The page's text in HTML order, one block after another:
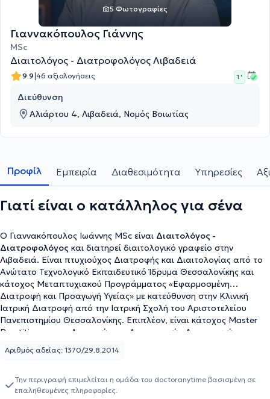
5 Φωτογραφίες
Γιαννακόπουλος Γιάννης
MSc
Διαιτολόγος - Διατροφολόγος Λιβαδειά
9.9|46 αξιολογήσεις 1 '
Διεύθυνση
Αλιάρτου 4, Λιβαδειά, Νομός Βοιωτίας
Προφίλ Εμπειρία Διαθεσιμότητα Υπηρεσίες
Γιατί είναι ο κατάλληλος για σένα
Ο Γιαννακόπουλος Ιωάννης MSc είναι Διαιτολόγος -
Διατροφολόγος και διατηρεί διαιτολογικό γραφείο στην
Λιβαδειά. Είναι πτυχιούχος Διατροφής και Διαιτολογίας από το
Ανώτατο Τεχνολογικό Εκπαιδευτικό Ίδρυμα Θεσσαλονίκης και
κάτοχος Μεταπτυχιακού Προγράμματος «Εφαρμοσμένη
Διατροφή και Προαγωγή Υγείας» με κατεύθυνση στην Κλινική
Ιατρική Διατροφή από την Ιατρική Σχολή του Αριστοτελείου
Πανεπιστημίου Θεσσαλονίκης. Επιπλέον, είναι κάτοχος Master
Practitioner στην Αντιμετώπιση Διατροφικών Διαταραχών και
Παχυσαρκίας στο Κέντρο Εκπαίδευσης και Αντιμετώπισης
Διατροφικών Διαταραχών (ΚΕΑΔΔ σε συνεργασία με το National
του να συνεχίσει να εξελίσσεται τον οδήγησε στην
ολοκλήρωση του ετήσιου προγράμματος παιδαγωγικής
Αριθμός αδείας: 1370/29.8.2014
Την περιγραφή επιμελείται η ομάδα του doctoranytime βασισμένη σε
επαληθευμένες πληροφορίες.